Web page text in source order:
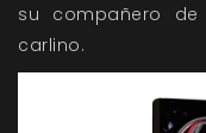
su compañero
carlino.